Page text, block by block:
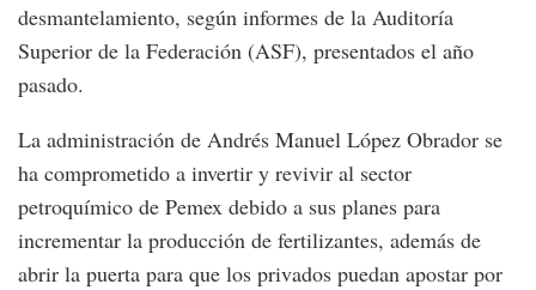
desmantelamiento, según informes de la Auditoría
Superior de la Federación (ASF), presentados el año
pasado.
La administración de Andrés Manuel López Obrador se
ha comprometido a invertir y revivir al sector
petroquímico de Pemex debido a sus planes para
incrementar la producción de fertilizantes, además de
abrir la puerta para que los privados puedan apostar por